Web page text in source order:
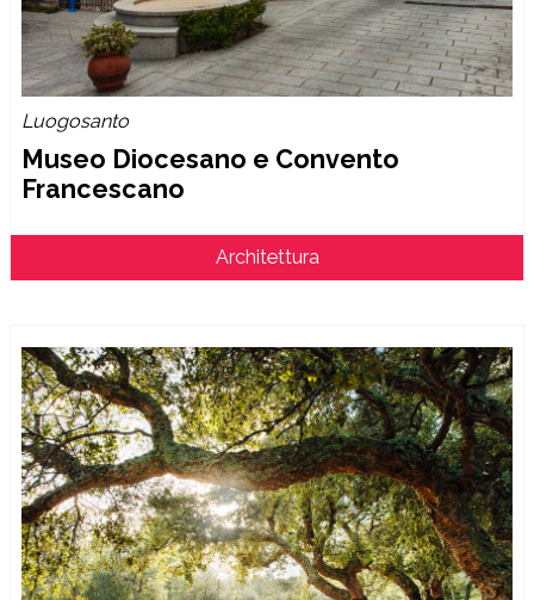
Luogosanto
Museo Diocesano e Convento
Francescano
Architettura